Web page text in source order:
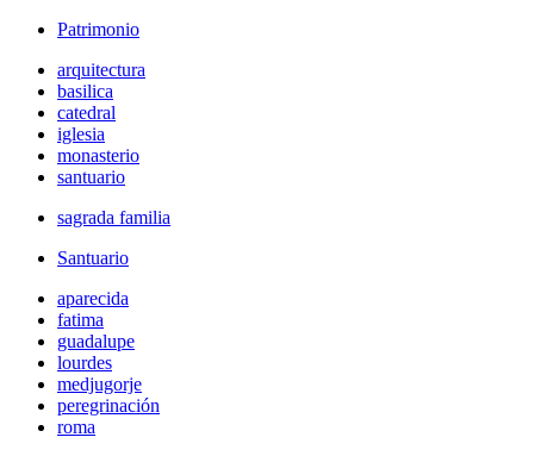
Patrimonio
arquitectura
basilica
catedral
iglesia
monasterio
santuario
sagrada familia
Santuario
aparecida
fatima
guadalupe
lourdes
medjugorje
peregrinación
roma